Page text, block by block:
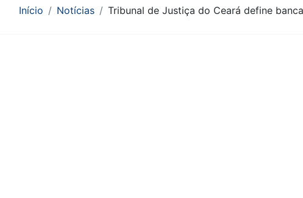
Início Notícias Tribunal de Justiça do Ceará define